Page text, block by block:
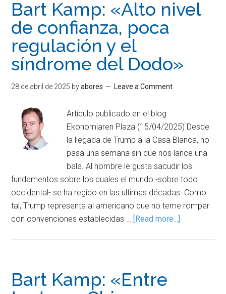
Bart Kamp: «Alto nivel
de confianza, poca
regulación y el
síndrome del Dodo»
28 de abril de 2025 byabores Leave a Comment
Artículo publicado en el blog
Ekonomiaren Plaza (15/04/2025) Desde
la llegada de Trump a la Casa Blanca, no
pasa una semana sin que nos lance una
bala. Al hombre le gusta sacudir los
fundamentos sobre los cuales el mundo -sobre todo
occidental- se ha regido en las ultimas décadas. Como
tal, Trump representa al americano que no teme romper
con convenciones establecidas … [Read more...]
Bart Kamp: «Entre